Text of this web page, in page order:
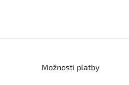
Možnosti platby